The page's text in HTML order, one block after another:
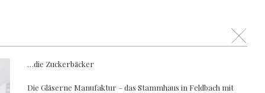
…die Zuckerbäcker
Die Gläserne Manufaktur – das Stammhaus in Feldbach mit